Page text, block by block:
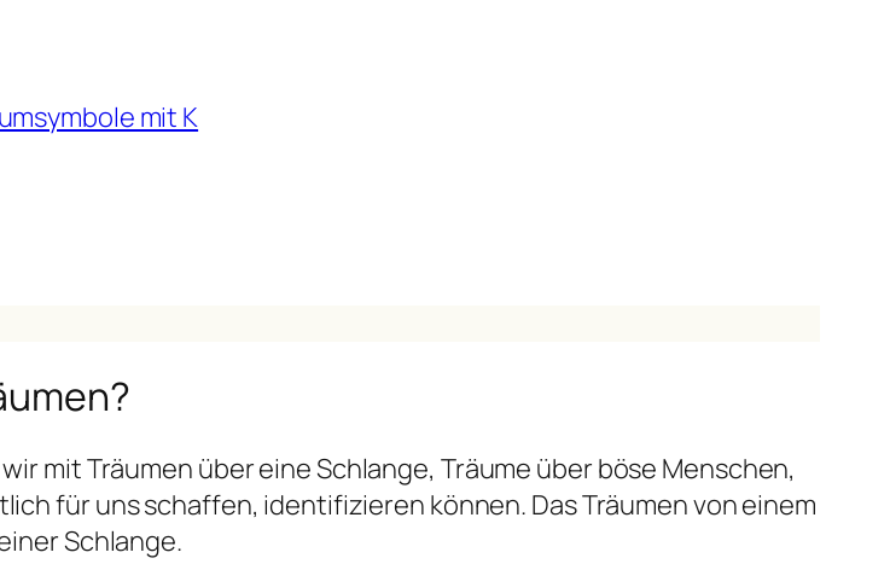
mit K
mit Träumen über eine Schlange, Träume über böse Menschen,
für uns schaffen, identifizieren können. Das Träumen von einem
Schlange.